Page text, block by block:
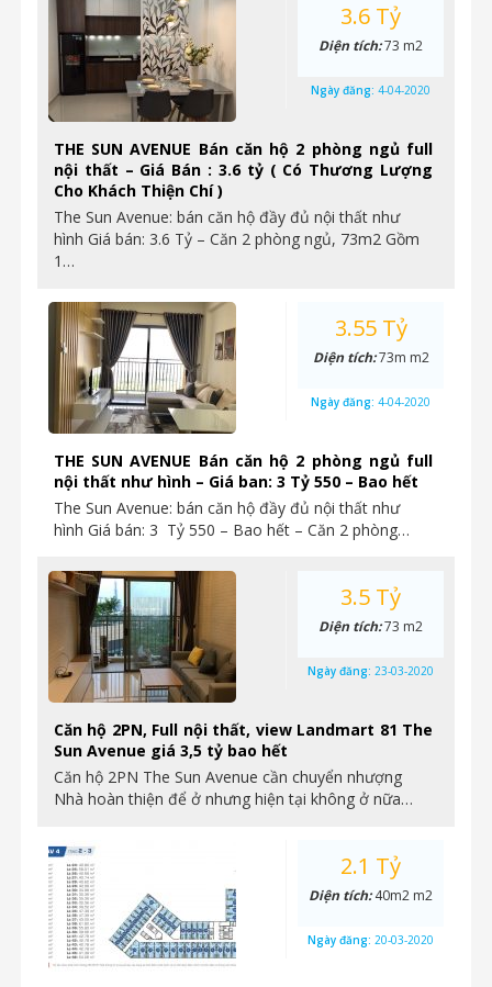
THE SUN AVENUE Bán căn hộ 2 phòng ngủ full
nội thất – Giá Bán : 3.6 tỷ ( Có Thương Lượng
Cho Khách Thiện Chí )
The Sun Avenue: bán căn hộ đầy đủ nội thất như
hình Giá bán: 3.6 Tỷ – Căn 2 phòng ngủ, 73m2 Gồm
1…
3.6 Tỷ
Diện tích:73 m2
Ngày đăng: 4-04-2020
THE SUN AVENUE Bán căn hộ 2 phòng ngủ full
nội thất như hình – Giá ban: 3 Tỷ 550 – Bao hết
The Sun Avenue: bán căn hộ đầy đủ nội thất như
hình Giá bán: 3 Tỷ 550 – Bao hết – Căn 2 phòng…
3.55 Tỷ
Diện tích:73m m2
Ngày đăng: 4-04-2020
Căn hộ 2PN, Full nội thất, view Landmart 81 The
Sun Avenue giá 3,5 tỷ bao hết
Căn hộ 2PN The Sun Avenue cần chuyển nhượng
Nhà hoàn thiện để ở nhưng hiện tại không ở nữa…
3.5 Tỷ
Diện tích:73 m2
Ngày đăng: 23-03-2020
2.1 Tỷ
Diện tích:40m2 m2
Ngày đăng: 20-03-2020